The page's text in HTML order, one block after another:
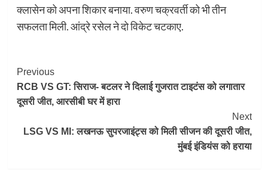
क्लासेन को अपना शिकार बनाया. वरुण चक्रवर्ती को भी तीन
सफलता मिली. आंद्रे रसेल ने दो विकेट चटकाए.
Post
Navigation
Previous
RCB VS GT: सिराज- बटलर ने दिलाई गुजरात टाइटंस को लगातार
दूसरी जीत, आरसीबी घर में हारा
Next
LSG VS MI: लखनऊ सुपरजाइंट्स को मिली सीजन की दूसरी जीत,
मुंबई इंडियंस को हराया